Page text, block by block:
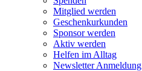
Mitglied werden
Geschenkurkunden
Sponsor werden
Aktiv werden
Helfen im Alltag
Newsletter Anmeldung